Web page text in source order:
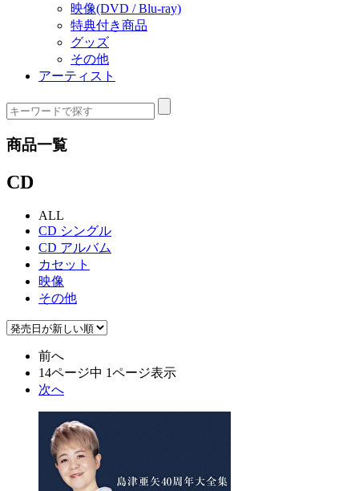
映像(DVD / Blu-ray)
特典付き商品
グッズ
その他
アーティスト
商品一覧
CD
ALL
CD シングル
CD アルバム
カセット
映像
その他
前へ
14ページ中 1ページ表示
次へ